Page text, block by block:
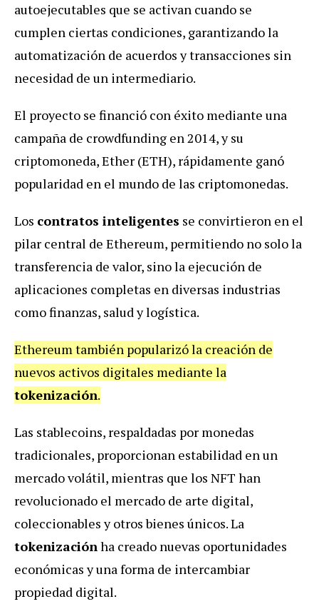
autoejecutables que se activan cuando se
cumplen ciertas condiciones, garantizando la
automatización de acuerdos y transacciones sin
necesidad de un intermediario.
El proyecto se financió con éxito mediante una
campaña de crowdfunding en 2014, y su
criptomoneda, Ether (ETH), rápidamente ganó
popularidad en el mundo de las criptomonedas.
Los contratos inteligentes se convirtieron en el
pilar central de Ethereum, permitiendo no solo la
transferencia de valor, sino la ejecución de
aplicaciones completas en diversas industrias
como finanzas, salud y logística.
Ethereum también popularizó la creación de
nuevos activos digitales mediante la
tokenización.
Las stablecoins, respaldadas por monedas
tradicionales, proporcionan estabilidad en un
mercado volátil, mientras que los NFT han
revolucionado el mercado de arte digital,
coleccionables y otros bienes únicos. La
tokenizaciónha creado nuevas oportunidades
económicas y una forma de intercambiar
propiedad digital.